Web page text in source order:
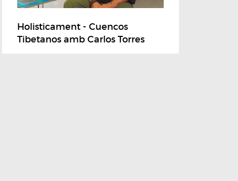
Holisticament - Cuencos
Tibetanos amb Carlos Torres